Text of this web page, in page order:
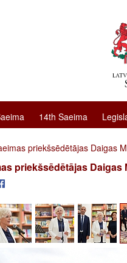
14th Saeima
priekšsēdētājas Daigas
priekšsēdētājas